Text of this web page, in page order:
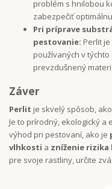
problém s hnilobou
zabezpečiť
Pri príprave
pestovanie: Perlit
používaných v
prevzdušnený
Záver
Perlit je skvelý spôsob,
Je to prírodný, ekologický
výhod pri pestovaní, ako je
vlhkosti a zníženie
pre svoje rastliny, určite